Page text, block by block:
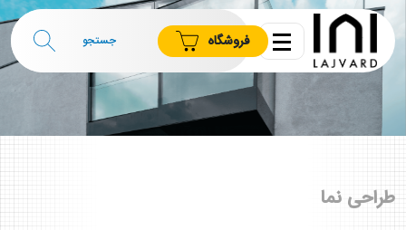
فروشگاه
طراحی نما